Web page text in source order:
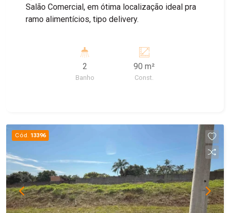
Salão Comercial, em ótima localização ideal pra
ramo alimentícios, tipo delivery.
2
Banho
90 m²
Const.
Cód. 13396